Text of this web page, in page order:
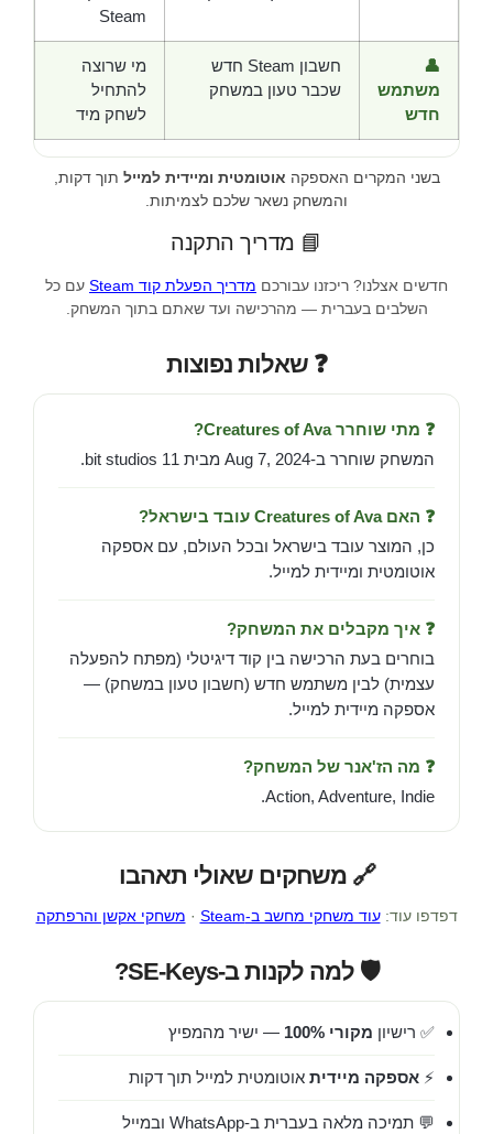
Steam
👤
משתמש
חדש
חשבון Steam חדש
שכבר טעון במשחק
מי שרוצה
להתחיל
לשחק מיד
בשני המקרים האספקה אוטומטית ומיידית למייל תוך דקות,
והמשחק נשאר שלכם לצמיתות.
📘 מדריך התקנה
חדשים אצלנו? ריכזנו עבורכם מדריך הפעלת קוד Steam
עם כל
השלבים בעברית — מהרכישה ועד שאתם בתוך המשחק.
❓ שאלות נפוצות
❓ מתי שוחרר Creatures of Ava?
המשחק שוחרר ב-Aug 7, 2024 מבית 11 bit studios.
❓ האם Creatures of Ava עובד בישראל?
כן, המוצר עובד בישראל ובכל העולם, עם אספקה
אוטומטית ומיידית למייל.
❓ איך מקבלים את המשחק?
בוחרים בעת הרכישה בין קוד דיגיטלי (מפתח להפעלה
עצמית) לבין משתמש חדש (חשבון טעון במשחק) —
אספקה מיידית למייל.
❓ מה הז'אנר של המשחק?
Action, Adventure, Indie.
🔗 משחקים שאולי תאהבו
דפדפו עוד:עוד משחקי מחשב ב-Steam · משחקי אקשן והרפתקה
🛡️ למה לקנות ב-SE-Keys?
✅ רישיון מקורי 100% — ישיר מהמפיץ
⚡ אספקה מיידית אוטומטית למייל תוך דקות
💬 תמיכה מלאה בעברית ב-WhatsApp ובמייל